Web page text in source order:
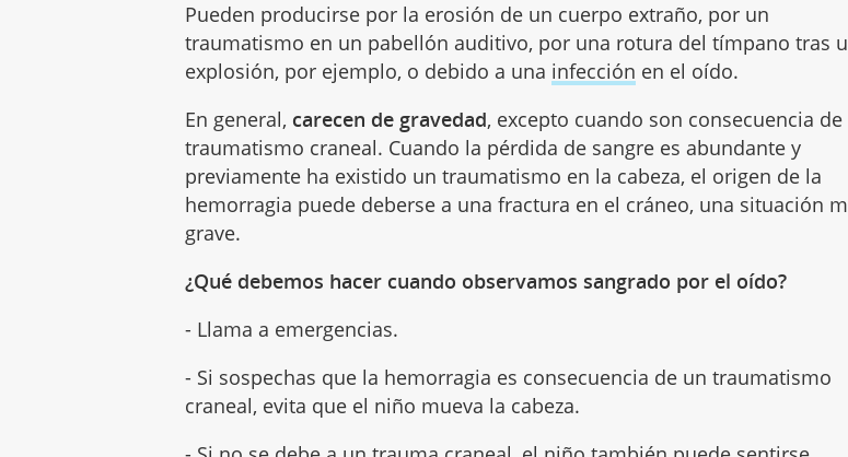
Pueden producirse por la erosión de un cuerpo extraño, por un
traumatismo en un pabellón auditivo, por una rotura del tímpano tras
explosión, por ejemplo, o debido a una infección en el oído.
En general, carecen de gravedad, excepto cuando son consecuencia de
traumatismo craneal. Cuando la pérdida de sangre es abundante y
previamente ha existido un traumatismo en la cabeza, el origen de la
hemorragia puede deberse a una fractura en el cráneo, una situación
grave.
¿Qué debemos hacer cuando observamos sangrado por el oído?
- Llama a emergencias.
- Si sospechas que la hemorragia es consecuencia de un traumatismo
craneal, evita que el niño mueva la cabeza.